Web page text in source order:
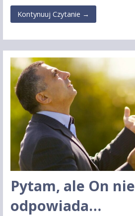
Kontynuuj Czytanie →
Pytam, ale On nie
odpowiada…